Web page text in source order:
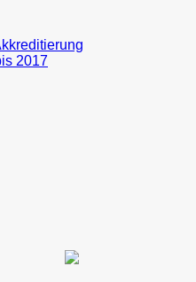
2017